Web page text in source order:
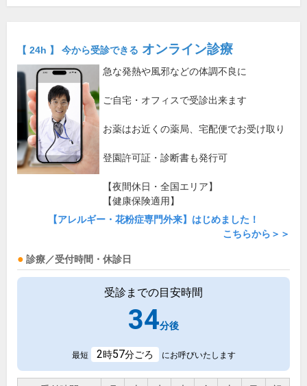
【 24h 】 今から受診できる オンライン診療
急な発熱や風邪などの体調不良に
ご自宅・オフィスで受診出来ます
お薬はお近くの薬局、宅配便でお受け取り
登園許可証・診断書も発行可
【夜間休日・全国エリア】
【健康保険適用】
【アレルギー・花粉症専門外来】はじめました！
こちらから＞＞
診療／受付時間・休診日
受診までの目安時間
34分後
最短 2時57分ごろ にお呼びいたします